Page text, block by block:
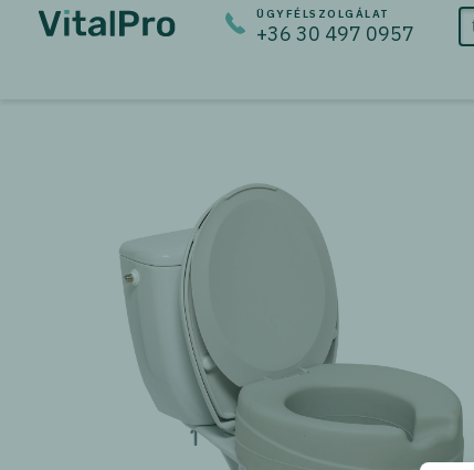
ÜGYFÉLSZOLGÁLAT
+36 30 497 0957